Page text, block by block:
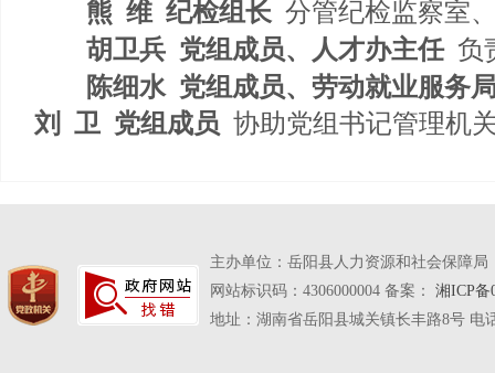
熊 维 纪检组长 分管纪检监察室
胡卫兵 党组成员、人才办主任 负
陈细水 党组成员、劳动就业服务
刘
卫 党组成员 协助党组书记管理机
主办单位：岳阳县人力资源和社会保障
网站标识码：4306000004 备案： 湘ICP备
地址：湖南省岳阳县城关镇长丰路8号 电